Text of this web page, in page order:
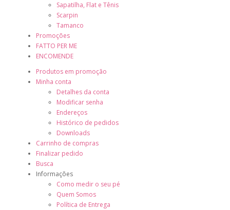
Sapatilha, Flat e Tênis
Scarpin
Tamanco
Promoções
FATTO PER ME
ENCOMENDE
Produtos em promoção
Minha conta
Detalhes da conta
Modificar senha
Endereços
Histórico de pedidos
Downloads
Carrinho de compras
Finalizar pedido
Busca
Informações
Como medir o seu pé
Quem Somos
Política de Entrega